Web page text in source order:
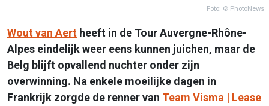
Foto: © PhotoNews
Wout van Aert heeft in de Tour Auvergne-Rhône-
Alpes eindelijk weer eens kunnen juichen, maar de
Belg blijft opvallend nuchter onder zijn
overwinning. Na enkele moeilijke dagen in
Frankrijk zorgde de renner van Team Visma | Lease